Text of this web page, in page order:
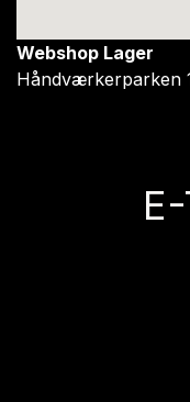
Webshop Lager
Håndværkerparken